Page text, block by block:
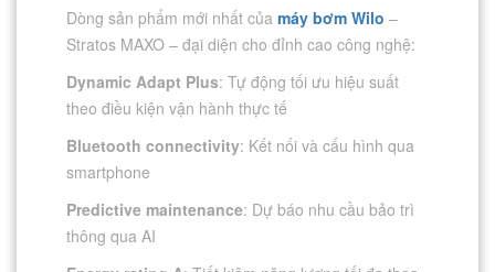
Dòng sản phẩm mới nhất của máy bơm Wilo –
Stratos MAXO – đại diện cho đỉnh cao công nghệ:
Dynamic Adapt Plus: Tự động tối ưu hiệu suất
theo điều kiện vận hành thực tế
Bluetooth connectivity: Kết nối và cấu hình qua
smartphone
Predictive maintenance: Dự báo nhu cầu bảo trì
thông qua AI